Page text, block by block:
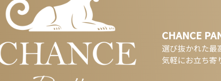
CHANCE
選び抜かれた最
気軽にお立ち寄